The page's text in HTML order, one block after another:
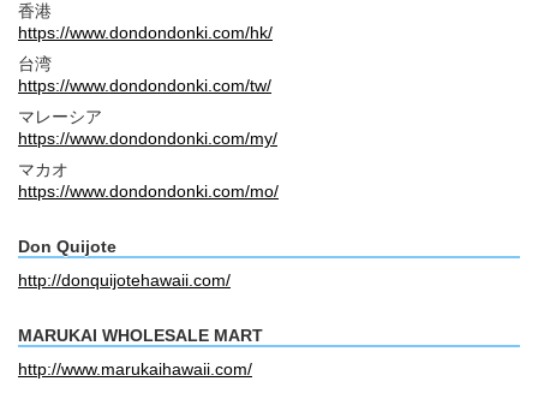
香港
https://www.dondondonki.com/hk/
台湾
https://www.dondondonki.com/tw/
マレーシア
https://www.dondondonki.com/my/
マカオ
https://www.dondondonki.com/mo/
Don Quijote
http://donquijotehawaii.com/
MARUKAI WHOLESALE MART
http://www.marukaihawaii.com/